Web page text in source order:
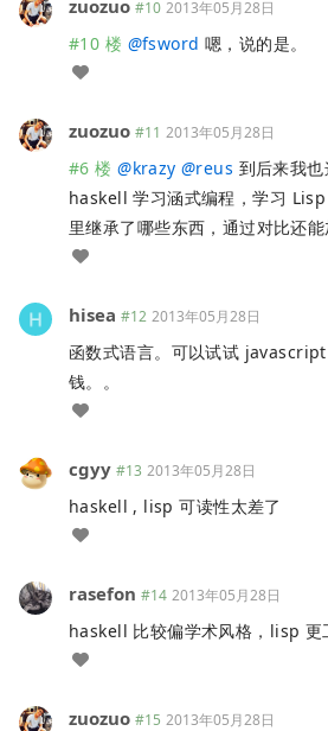
zuozuo #10 2013年05月28日
#10 楼 @fsword 嗯，说的是。
zuozuo #11 2013年05月28日
#6 楼 @krazy @reus 到后来我
haskell 学习涵式编程，学习
里继承了哪些东西，通过对比还
hisea #12 2013年05月28日
函数式语言。可以试试
钱。。
cgyy #13 2013年05月28日
haskell , lisp 可读性太差了
rasefon #14 2013年05月28日
haskell 比较偏学术风格，lisp 更
zuozuo #15 2013年05月28日